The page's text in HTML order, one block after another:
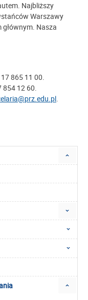
Najbliższy
Warszawy
głównym. Nasza
865 11 00.
854 12 60.
.